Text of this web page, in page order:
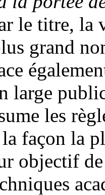
le titre, la
grand
large
les
façon la
objectif